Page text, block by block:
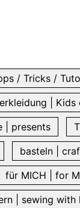
/ Tricks /
| Kids
| presents
basteln |
für MICH | for
| sewing with